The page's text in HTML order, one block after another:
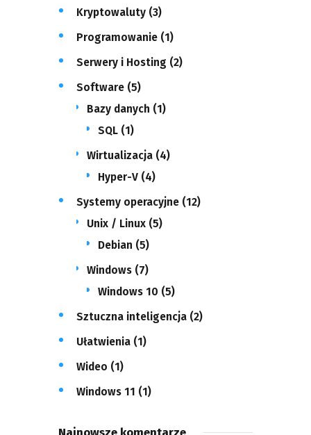
Kryptowaluty(3)
Programowanie(1)
Serwery i Hosting (2)
Software(5)
Bazy danych (1)
SQL(1)
Wirtualizacja (4)
Hyper-V(4)
Systemy operacyjne(12)
Unix / Linux (5)
Debian (5)
Windows (7)
Windows 10 (5)
Sztuczna inteligencja(2)
Ułatwienia(1)
Wideo (1)
Windows 11 (1)